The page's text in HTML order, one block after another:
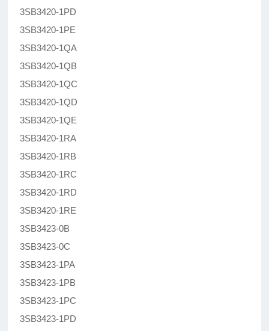
3SB3420-1PD
3SB3420-1PE
3SB3420-1QA
3SB3420-1QB
3SB3420-1QC
3SB3420-1QD
3SB3420-1QE
3SB3420-1RA
3SB3420-1RB
3SB3420-1RC
3SB3420-1RD
3SB3420-1RE
3SB3423-0B
3SB3423-0C
3SB3423-1PA
3SB3423-1PB
3SB3423-1PC
3SB3423-1PD